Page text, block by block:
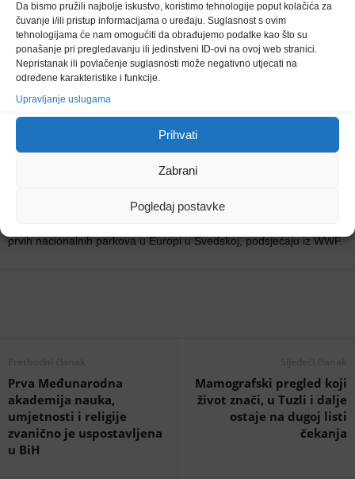
Da bismo pružili najbolje iskustvo, koristimo tehnologije poput kolačića za
čuvanje i/ili pristup informacijama o uređaju. Suglasnost s ovim
tehnologijama će nam omogućiti da obrađujemo podatke kao što su
ponašanje pri pregledavanju ili jedinstveni ID-ovi na ovoj web stranici.
Nepristanak ili povlačenje suglasnosti može negativno utjecati na
određene karakteristike i funkcije.
Upravljanje uslugama
Prihvati
Zabrani
Pogledaj postavke
rastom broja posjetitelja, posebno onih koji dolaze u jednodnevne
posjete parkovima.
“Ti pritisci su se u konačnici negativno odrazili na zaštitu prirode. S
turizam, bila su iznenada izložena većem obujmu posjeta od strane
prihode od posjeta”, istaknula je Marojević Galić.
Mreža europskih zaštićenih područja EUROPARK federacija slavi
prvih nacionalnih parkova u Europi u Švedskoj, podsjećaju iz WWF.
Prva Međunarodna
akademija nauka,
umjetnosti i religije
zvanično je uspostavljena
u BiH
Mamografski pregled koji
život znači, u Tuzli i dalje
ostaje na dugoj listi
čekanja